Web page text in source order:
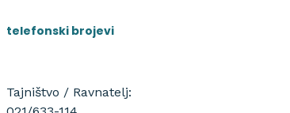
telefonski brojevi
Tajništvo / Ravnatelj: